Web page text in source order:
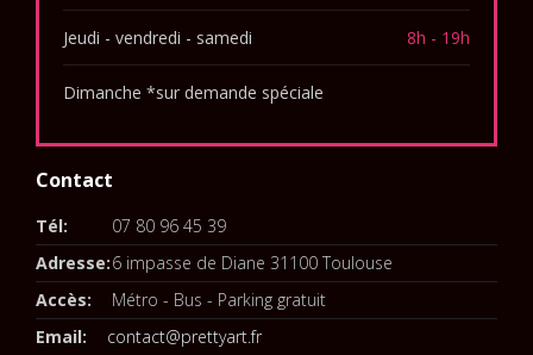
Jeudi - vendredi - samedi 8h - 19h
Dimanche *sur demande spéciale
Contact
Tél:
07 80 96 45 39
Adresse:6 impasse de Diane 31100 Toulouse
Accès:
Métro - Bus - Parking gratuit
Email:
contact@prettyart.fr